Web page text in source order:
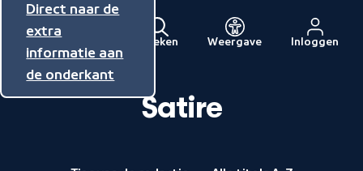
Direct naar de
inhoud
Direct naar de
hoofdnavigatie
Direct naar de
extra
informatie aan
de onderkant
Menu
Naar
de
beginpagina
Zoeken Weergave Inloggen
Satire